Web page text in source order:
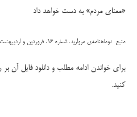
«معنای مردم» به دست خواهد داد
منبع: دوماهنامه‌ی مروارید، شماره ۱۶، فروردین و اردیبهشت ۱۳۹۹
برای خواندن ادامه مطلب و دانلود فایل آن
کنید.